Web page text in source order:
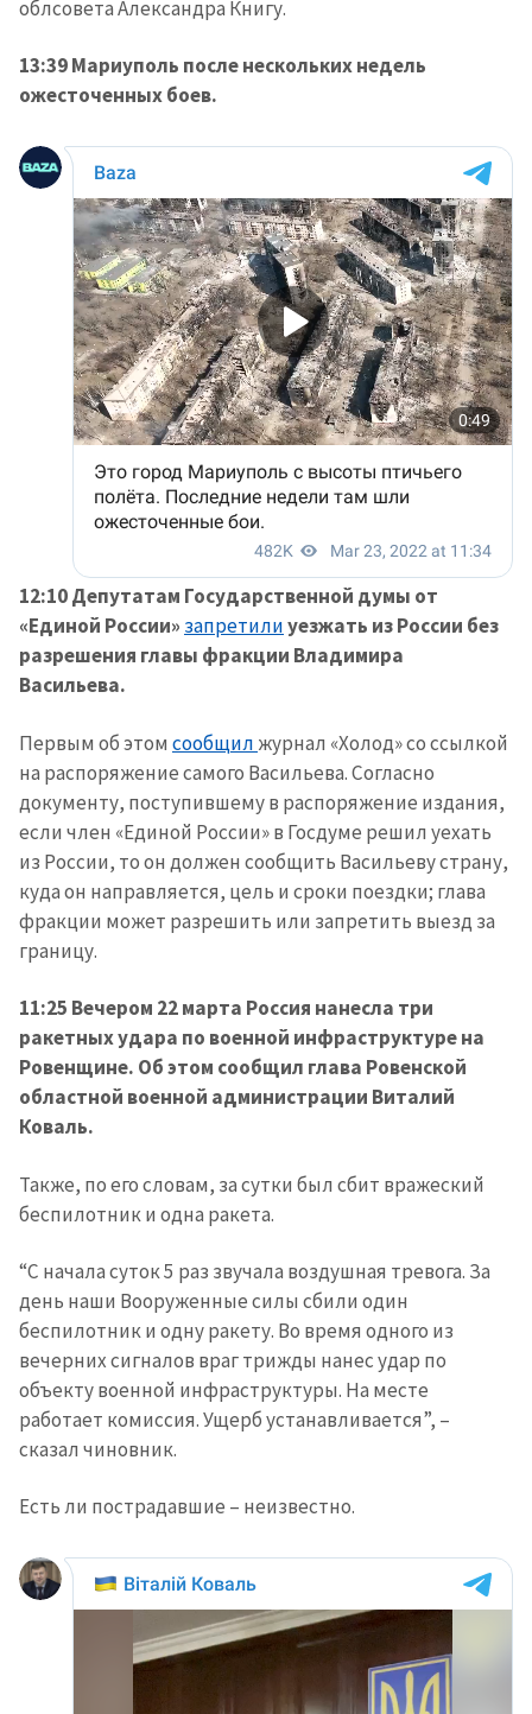
информацию
облсовета Александра Книгу.
13:39 Мариуполь после нескольких недель
ожесточенных боев.
12:10 Депутатам Государственной думы от
«Единой России» запретилиуезжать из России без
разрешения главы фракции Владимира
Васильева.
Первым об этом сообщил журнал «Холод» со ссылкой
на распоряжение самого Васильева. Согласно
документу, поступившему в распоряжение издания,
если член «Единой России» в Госдуме решил уехать
из России, то он должен сообщить Васильеву страну,
куда он направляется, цель и сроки поездки; глава
фракции может разрешить или запретить выезд за
границу.
11:25 Вечером 22 марта Россия нанесла три
ракетных удара по военной инфраструктуре на
Ровенщине. Об этом сообщил глава Ровенской
областной военной администрации Виталий
Коваль.
Также, по его словам, за сутки был сбит вражеский
беспилотник и одна ракета.
“С начала суток 5 раз звучала воздушная тревога. За
день наши Вооруженные силы сбили один
беспилотник и одну ракету. Во время одного из
вечерних сигналов враг трижды нанес удар по
объекту военной инфраструктуры. На месте
работает комиссия. Ущерб устанавливается”, –
сказал чиновник.
Есть ли пострадавшие – неизвестно.